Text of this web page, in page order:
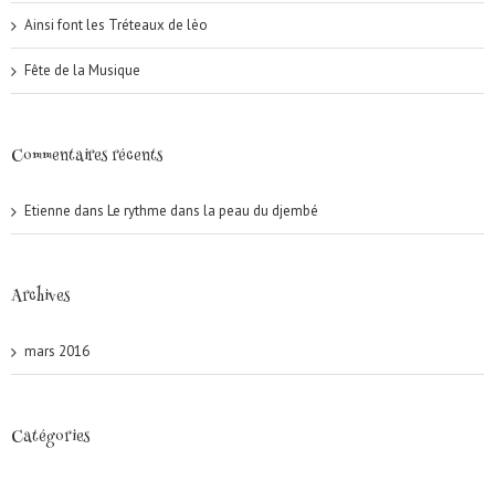
Ainsi font les Tréteaux de lèo
Fête de la Musique
Commentaires récents
Etienne dans Le rythme dans la peau du djembé
Archives
mars 2016
Catégories